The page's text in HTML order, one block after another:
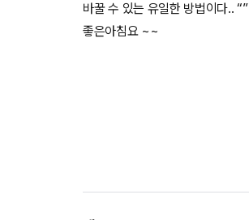
바꿀 수 있는 유일한 방법이다.. “”
좋은아침요 ~~